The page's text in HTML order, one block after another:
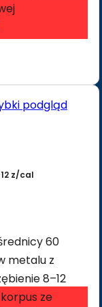
podgląd
z/cal
60
metalu z
8–12
ze